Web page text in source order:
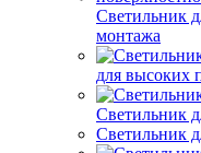
Светильник
монтажа
для высоких
Светильник
Светильник